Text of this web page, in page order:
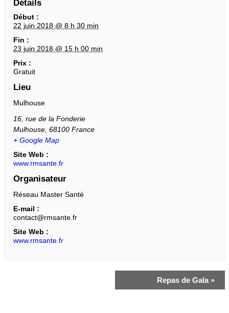
Détails
Début :
22 juin 2018 @ 8 h 30 min
Fin :
23 juin 2018 @ 15 h 00 min
Prix :
Gratuit
Lieu
Mulhouse
16, rue de la Fonderie
Mulhouse 68100 France
+ Google Map
Site Web :
www.rmsante.fr
Organisateur
Réseau Master Santé
E-mail :
contact@rmsante.fr
Site Web :
www.rmsante.fr
Repas de Gala »